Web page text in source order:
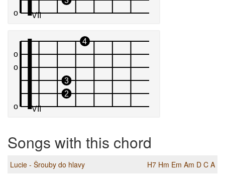
Songs with this chord
Lucie - Šrouby do hlavy H7 Hm Em Am D C A